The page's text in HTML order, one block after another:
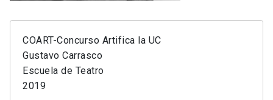
COART-Concurso Artifica la UC
Gustavo Carrasco
Escuela de Teatro
2019